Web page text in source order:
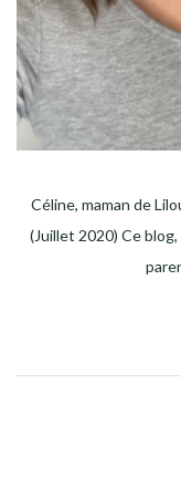
Céline, maman de
(Juillet 2020) Ce